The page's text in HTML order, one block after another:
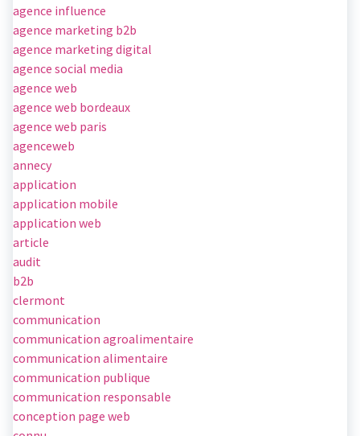
agence influence
agence marketing b2b
agence marketing digital
agence social media
agence web
agence web bordeaux
agence web paris
agenceweb
annecy
application
application mobile
application web
article
audit
b2b
clermont
communication
communication agroalimentaire
communication alimentaire
communication publique
communication responsable
conception page web